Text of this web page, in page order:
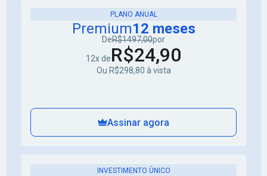
PLANO ANUAL
Premium12 meses
DeR$1497,00por
12x deR$24,90
Ou R$298,80 à vista
Assinar agora
INVESTIMENTO ÚNICO